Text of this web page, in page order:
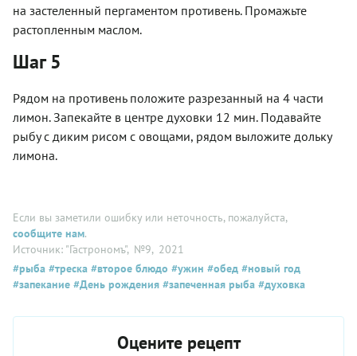
на застеленный пергаментом противень. Промажьте
растопленным маслом.
Шаг 5
Рядом на противень положите разрезанный на 4 части
лимон. Запекайте в центре духовки 12 мин. Подавайте
рыбу с диким рисом с овощами, рядом выложите дольку
лимона.
Если вы заметили ошибку или неточность, пожалуйста,
сообщите нам.
Источник: "Гастрономъ", №9, 2021
#рыба #треска #второе блюдо #ужин #обед #новый год
#запекание #День рождения #запеченная рыба #духовка
Оцените рецепт